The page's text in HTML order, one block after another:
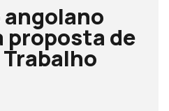
proposta de
Trabalho